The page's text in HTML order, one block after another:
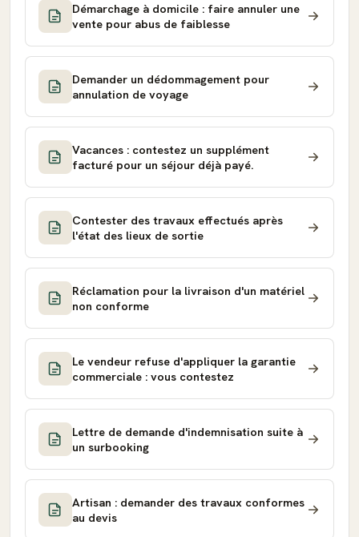
Démarchage à domicile : faire annuler une
vente pour abus de faiblesse
Demander un dédommagement pour
annulation de voyage
Vacances : contestez un supplément
facturé pour un séjour déjà payé.
Contester des travaux effectués après
l'état des lieux de sortie
Réclamation pour la livraison d'un matériel
non conforme
Le vendeur refuse d'appliquer la garantie
commerciale : vous contestez
Lettre de demande d'indemnisation suite à
un surbooking
Artisan : demander des travaux conformes
au devis